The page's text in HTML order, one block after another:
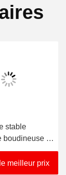
stable
boudineuse à
de PVC
puissance
meilleur prix